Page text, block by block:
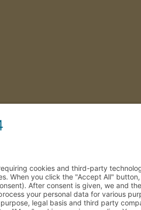
cookies and third-party
When you click the "Accept All"